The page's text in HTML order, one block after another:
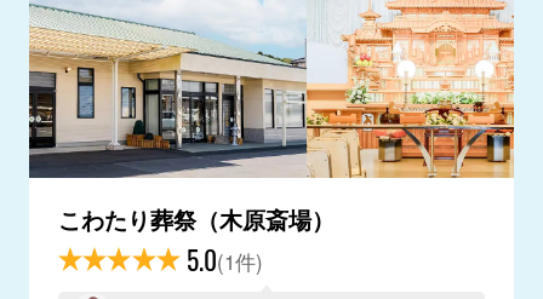
こわたり葬祭（木原斎場）
5.0(1件)